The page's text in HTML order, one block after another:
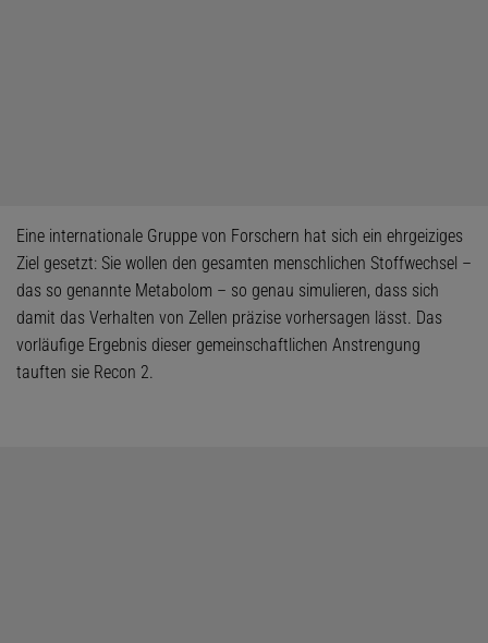
Eine internationale Gruppe von Forschern hat sich ein ehrgeiziges
Ziel gesetzt: Sie wollen den gesamten menschlichen Stoffwechsel –
das so genannte Metabolom – so genau simulieren, dass sich
damit das Verhalten von Zellen präzise vorhersagen lässt. Das
vorläufige Ergebnis dieser gemeinschaftlichen Anstrengung
tauften sie Recon 2.